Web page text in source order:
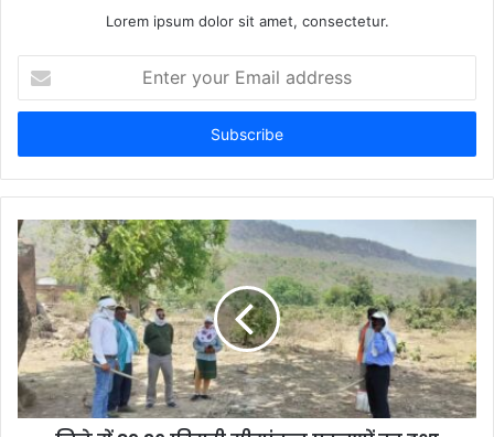
Lorem ipsum dolor sit amet, consectetur.
t
r
y
u
r
E
m
a
i
l
a
d